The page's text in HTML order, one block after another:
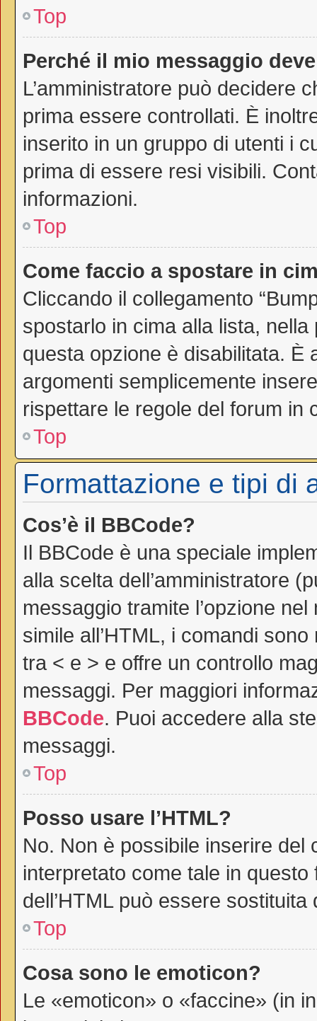
Top
Perché il mio messaggio
L’amministratore può decidere
prima essere controllati. È
inserito in un gruppo di utenti i
prima di essere resi visibili.
informazioni.
Top
Come faccio a spostare in
Cliccando il collegamento
spostarlo in cima alla lista,
questa opzione è disabilitata. È
argomenti semplicemente
rispettare le regole del forum in
Top
Formattazione e tipi di
Cos’è il BBCode?
Il BBCode è una speciale
alla scelta dell’amministratore
messaggio tramite l’opzione
simile all’HTML, i comandi
tra < e > e offre un controllo
messaggi. Per maggiori
BBCode. Puoi accedere alla
messaggi.
Top
Posso usare l’HTML?
No. Non è possibile inserire
interpretato come tale in
dell’HTML può essere sostituita
Top
Cosa sono le emoticon?
Le «emoticon» o «faccine» (in